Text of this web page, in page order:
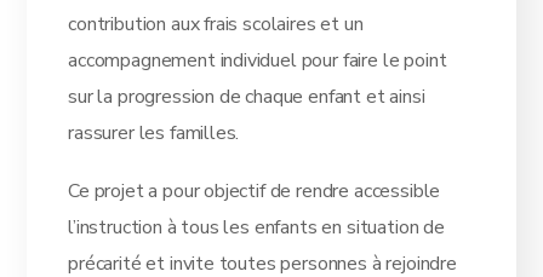
contribution aux frais scolaires et un
accompagnement individuel pour faire le point
sur la progression de chaque enfant et ainsi
rassurer les familles.
Ce projet a pour objectif de rendre accessible
l’instruction à tous les enfants en situation de
précarité et invite toutes personnes à rejoindre